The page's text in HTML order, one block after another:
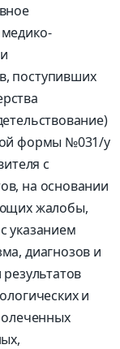
поступивших
формы №031/у
с
на основании
жалобы,
указанием
диагнозов и
и